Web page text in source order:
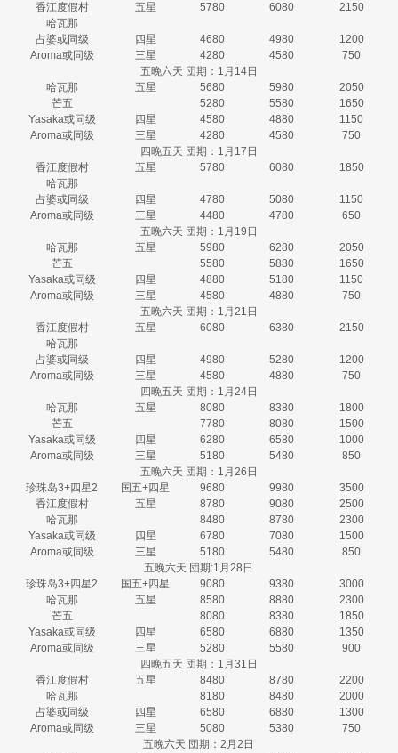
香江度假村
五星 5780 6080
2150
哈瓦那
占婆或同级
四星 4680 4980
1200
Aroma或同级
三星 4280 4580
750
五晚六天 団期：1月14日
哈瓦那
五星 5680 5980
2050
芒五
5280 5580
1650
Yasaka或同级
四星 4580 4880
1150
Aroma或同级
三星 4280 4580
750
四晚五天 団期：1月17日
香江度假村
五星 5780 6080
1850
哈瓦那
占婆或同级
四星 4780 5080
1150
Aroma或同级
三星 4480 4780
650
五晚六天 団期：1月19日
哈瓦那
五星 5980 6280
2050
芒五
5580 5880
1650
Yasaka或同级
四星 4880 5180
1150
Aroma或同级
三星 4580 4880
750
五晚六天 団期：1月21日
香江度假村
五星 6080 6380
2150
哈瓦那
占婆或同级
四星 4980 5280
1200
Aroma或同级
三星 4580 4880
750
四晚五天 団期：1月24日
哈瓦那
五星 8080 8380
1800
芒五
7780 8080
1500
Yasaka或同级
四星 6280 6580
1000
Aroma或同级
三星 5180 5480
850
五晚六天 団期：1月26日
珍珠岛3+四星2
国五+四星 9680 9980
3500
香江度假村
五星 8780 9080
2500
哈瓦那
8480 8780
2300
Yasaka或同级
四星 6780 7080
1500
Aroma或同级
三星 5180 5480
850
五晚六天 団期:1月28日
珍珠岛3+四星2
国五+四星 9080 9380
3000
哈瓦那
五星 8580 8880
2300
芒五
8080 8380
1850
Yasaka或同级
四星 6580 6880
1350
Aroma或同级
三星 5280 5580
900
四晚五天 団期：1月31日
香江度假村
五星 8480 8780
2200
哈瓦那
8180 8480
2000
占婆或同级
四星 6580 6880
1300
Aroma或同级
三星 5080 5380
750
五晚六天 団期：2月2日